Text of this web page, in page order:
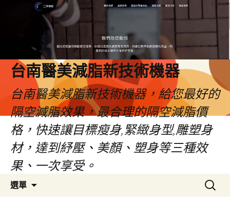
台南醫美減脂新技術機器
台南醫美減脂新技術機器，給您最好的
隔空減脂效果，最合理的隔空減脂價
格，快速讓目標瘦身,緊緻身型,雕塑身
材，達到紓壓、美顏、塑身等三種效
果、一次享受。
選單
搜
尋